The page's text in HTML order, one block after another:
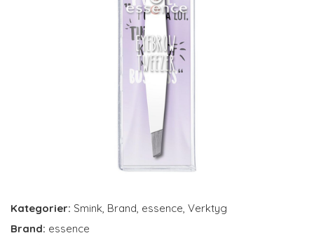
Kategorier: Smink, Brand, essence, Verktyg
Brand: essence